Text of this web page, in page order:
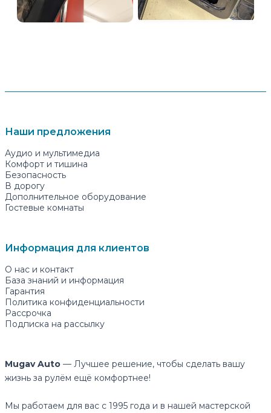
Наши предложения
Аудио и мультимедиа
Комфорт и тишина
Безопасность
В дорогу
Дополнительное оборудование
Гостевые комнаты
Информация для клиентов
О нас и контакт
База знаний и информация
Гарантия
Политика конфиденциальности
Рассрочка
Подписка на рассылку
Mugav Auto — Лучшее решение, чтобы сделать вашу
жизнь за рулём ещё комфортнее!
Мы работаем для вас с 1995 года и в нашей мастерской